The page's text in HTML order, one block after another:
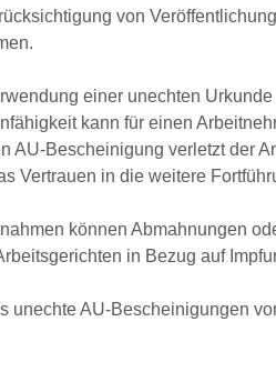
von
einer unechten
kann für einen
AU-Bescheinigung verletzt der
Vertrauen in die weitere
können Abmahnungen
in Bezug auf
unechte AU-Bescheinigungen